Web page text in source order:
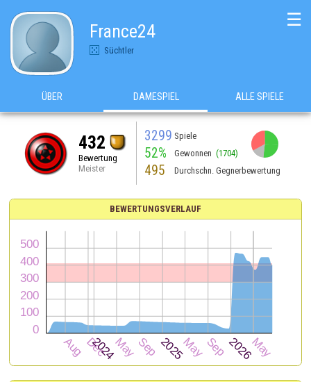
France24
Süchtler
☰
ÜBER DAMESPIEL ALLE SPIELE
432
Bewertung
Meister
3299 Spiele
52% Gewonnen (1704)
495 Durchschn. Gegnerbewertung
BEWERTUNGSVERLAUF